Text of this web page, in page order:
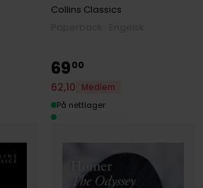
Collins Classics
6900
62,10
Medlem
På nettlager